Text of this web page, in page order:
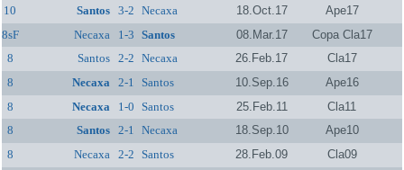
10
Santos 3-2 Necaxa 18.Oct.17
Ape17
8sF
Necaxa 1-3 Santos 08.Mar.17
Copa Cla17
8
Santos 2-2 Necaxa 26.Feb.17
Cla17
8
Necaxa 2-1 Santos 10.Sep.16
Ape16
8
Necaxa 1-0 Santos 25.Feb.11
Cla11
8
Santos 2-1 Necaxa 18.Sep.10
Ape10
8
Necaxa 2-2 Santos 28.Feb.09
Cla09